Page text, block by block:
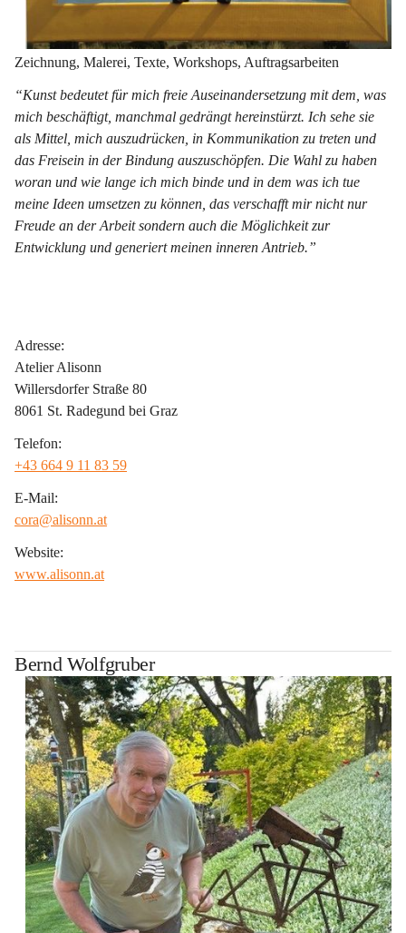
Zeichnung, Malerei, Texte, Workshops, Auftragsarbeiten
“Kunst bedeutet für mich freie Auseinandersetzung mit dem, was
mich beschäftigt, manchmal gedrängt hereinstürzt. Ich sehe sie
als Mittel, mich auszudrücken, in Kommunikation zu treten und
das Freisein in der Bindung auszuschöpfen. Die Wahl zu haben
woran und wie lange ich mich binde und in dem was ich tue
meine Ideen umsetzen zu können, das verschafft mir nicht nur
Freude an der Arbeit sondern auch die Möglichkeit zur
Entwicklung und generiert meinen inneren Antrieb.”
Adresse:
Atelier Alisonn
Willersdorfer Straße 80
8061 St. Radegund bei Graz
Telefon:
+43 664 9 11 83 59
E-Mail:
cora@alisonn.at
Website:
www.alisonn.at
Bernd Wolfgruber